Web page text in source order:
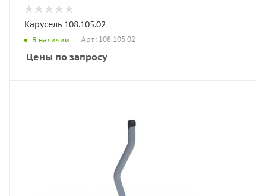
Карусель 108.105.02
В наличии Арт.: 108.105.02
Цены по запросу